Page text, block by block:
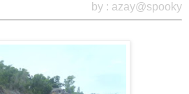
by : azay@spooky